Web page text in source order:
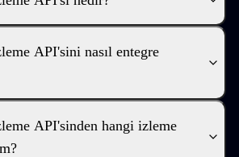
API'sini nasıl entegre
API'sinden hangi izleme